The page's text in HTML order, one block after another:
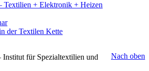
Textilien + Elektronik + Heizen
der Textilen Kette
Nach oben
für Spezialtextilien und